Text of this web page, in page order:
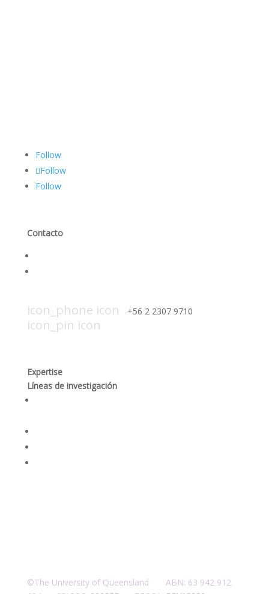
Follow
Follow
Follow
Contacto
icon_phone icon +56 2 2307 9710​
icon_pin icon
Expertise
Líneas de investigación
©The University of Queensland ABN: 63 942 912